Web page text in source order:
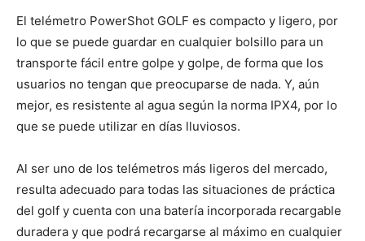
El telémetro PowerShot GOLF es compacto y ligero, por
lo que se puede guardar en cualquier bolsillo para un
transporte fácil entre golpe y golpe, de forma que los
usuarios no tengan que preocuparse de nada. Y, aún
mejor, es resistente al agua según la norma IPX4, por lo
que se puede utilizar en días lluviosos.
Al ser uno de los telémetros más ligeros del mercado,
resulta adecuado para todas las situaciones de práctica
del golf y cuenta con una batería incorporada recargable
duradera y que podrá recargarse al máximo en cualquier